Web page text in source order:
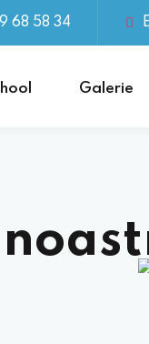
68 58 34
Galerie